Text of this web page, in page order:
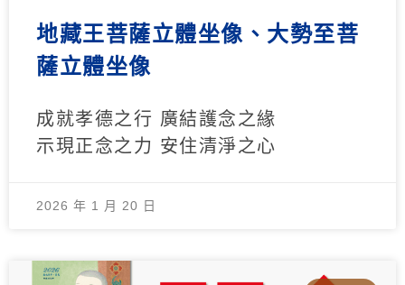
地藏王菩薩立體坐像、大勢至菩
薩立體坐像
成就孝德之行 廣結護念之緣
示現正念之力 安住清淨之心
2026 年 1 月 20 日